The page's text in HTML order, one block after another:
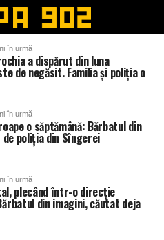
în urmă
a dispărut din luna
de negăsit. Familia și poliția o
în urmă
o săptămână: Bărbatul din
poliția din Sîngerei
în urmă
plecând într-o direcție
din imagini, căutat deja